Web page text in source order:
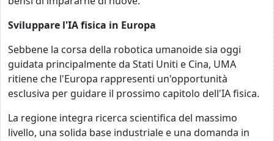
Sviluppare l'IA fisica in Europa
Sebbene la corsa della robotica umanoide sia oggi
guidata principalmente da Stati Uniti e Cina, UMA
ritiene che l'Europa rappresenti un'opportunità
esclusiva per guidare il prossimo capitolo dell'IA fisica.
La regione integra ricerca scientifica del massimo
livello, una solida base industriale e una domanda in